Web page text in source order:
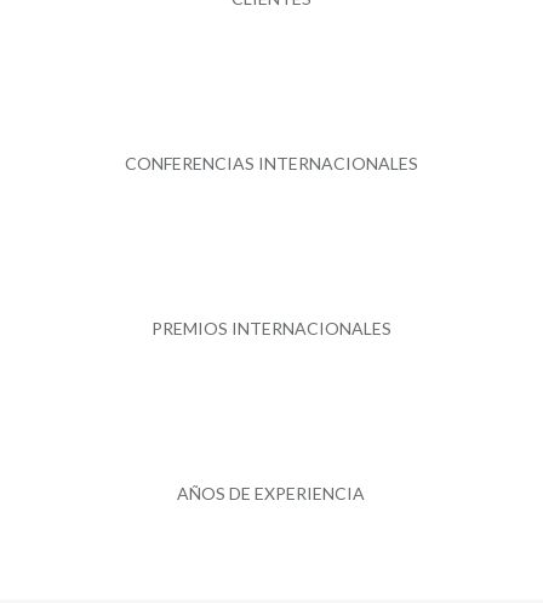
CONFERENCIAS INTERNACIONALES
PREMIOS INTERNACIONALES
AÑOS DE EXPERIENCIA